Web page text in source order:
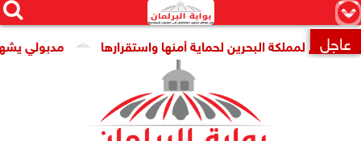
×


 عاجل مدبولي يشهد البحرين لحماية أمنها واستقرارها